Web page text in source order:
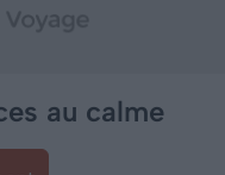
au calme